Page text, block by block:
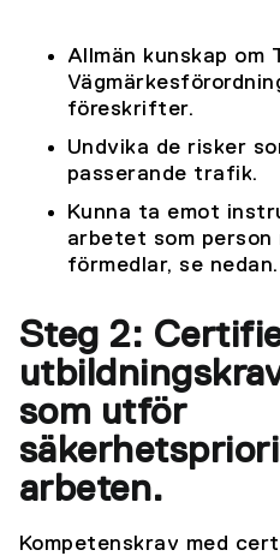
Allmän kunskap om
föreskrifter.
Undvika de risker
passerande trafik.
Kunna ta emot
arbetet som person
förmedlar, se nedan.
Steg 2:
som utför
arbeten.
Kompetenskrav med